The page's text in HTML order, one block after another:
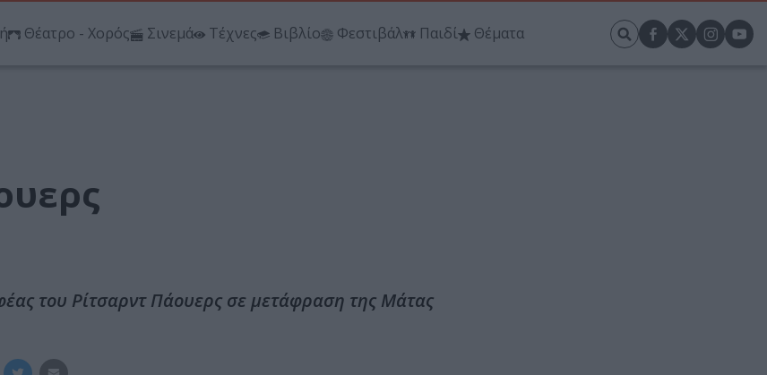
Θέατρο - Χορός Σινεμά Τέχνες Βιβλίο Φεστιβάλ Παιδί Θέματα
του Ρίτσαρντ Πάουερς σε μετάφραση της Μάτας